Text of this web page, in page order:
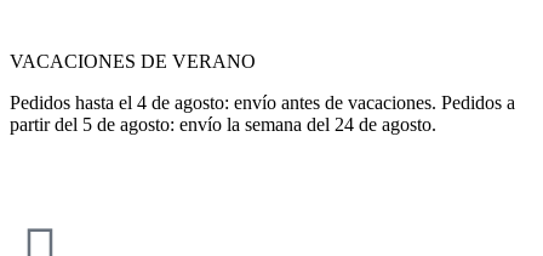
VACACIONES DE VERANO
Pedidos hasta el 4 de agosto: envío antes de vacaciones. Pedidos a
partir del 5 de agosto: envío la semana del 24 de agosto.